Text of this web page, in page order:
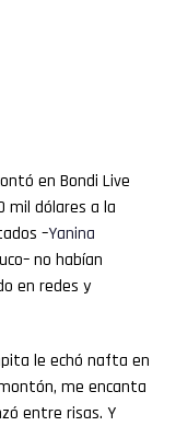
en Bondi Live
mil dólares a la
–Yanina
no habían
en redes y
le echó nafta en
me encanta
entre risas. Y